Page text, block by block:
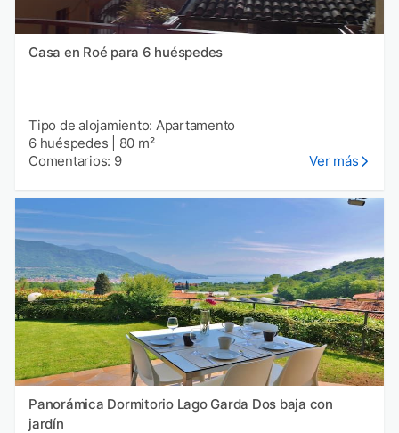
Casa en Roé para 6 huéspedes
Tipo de alojamiento: Apartamento
6 huéspedes
80 m²
Comentarios: 9
Ver más
Panorámica Dormitorio Lago Garda Dos baja con
jardín